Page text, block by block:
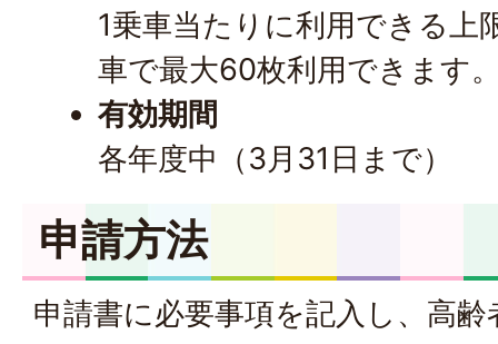
1乗車当たりに利用できる上
車で最大60枚利用できます
有効期間
各年度中（3月31日まで）
申請方法
申請書に必要事項を記入し、高